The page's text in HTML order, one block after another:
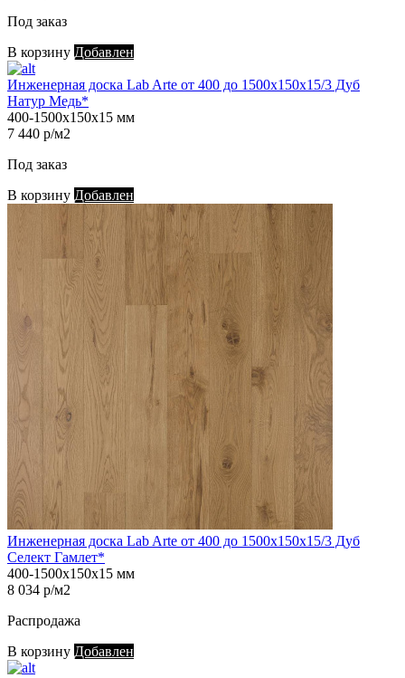
Под заказ
В корзину Добавлен
Инженерная доска Lab Arte от 400 до 1500х150х15/3 Дуб
Натур Медь*
400-1500х150х15 мм
7 440 р/м2
Под заказ
В корзину Добавлен
Инженерная доска Lab Arte от 400 до 1500х150х15/3 Дуб
Селект Гамлет*
400-1500х150х15 мм
8 034 р/м2
Распродажа
В корзину Добавлен